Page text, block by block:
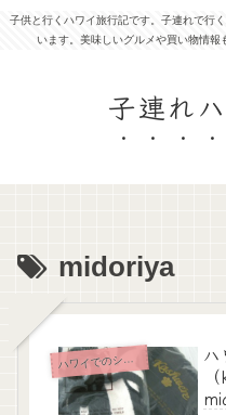
子供と行くハワイ旅行記です。子連れで行
います。美味しいグルメや買い物情報
子連れ
midoriya
ハワイでのショッピング
ハ